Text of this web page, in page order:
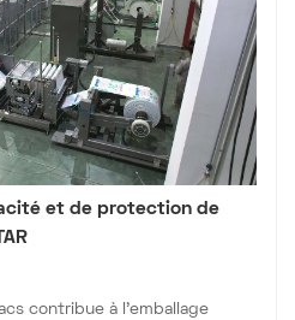
et de protection de
contribue à l'emballage